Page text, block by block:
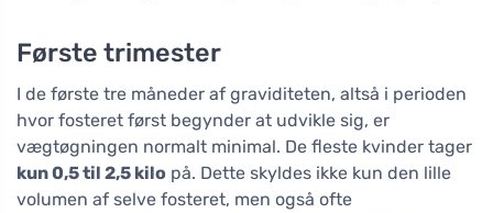
Første trimester
I de første tre måneder af graviditeten, altså i perioden
hvor fosteret først begynder at udvikle sig, er
vægtøgningen normalt minimal. De fleste kvinder tager
kun 0,5 til 2,5 kilo på. Dette skyldes ikke kun den lille
volumen af selve fosteret, men også ofte